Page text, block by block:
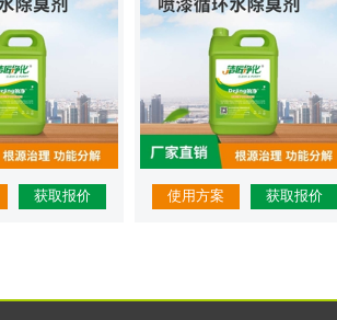
获取报价 使用方案 获取报价